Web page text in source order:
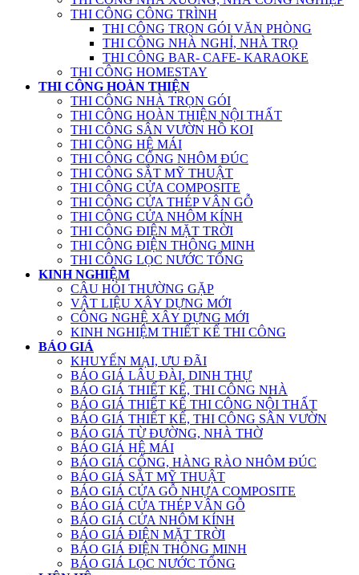
THI CÔNG CÔNG TRÌNH
THI CÔNG TRỌN GÓI VĂN PHÒNG
THI CÔNG NHÀ NGHỈ, NHÀ TRỌ
THI CÔNG BAR- CAFE- KARAOKE
THI CÔNG HOMESTAY
THI CÔNG HOÀN THIỆN
THI CÔNG NHÀ TRỌN GÓI
THI CÔNG HOÀN THIỆN NỘI THẤT
THI CÔNG SÂN VƯỜN HỒ KOI
THI CÔNG HỆ MÁI
THI CÔNG CỔNG NHÔM ĐÚC
THI CÔNG SẮT MỸ THUẬT
THI CÔNG CỬA COMPOSITE
THI CÔNG CỬA THÉP VÂN GỖ
THI CÔNG CỬA NHÔM KÍNH
THI CÔNG ĐIỆN MẶT TRỜI
THI CÔNG ĐIỆN THÔNG MINH
THI CÔNG LỌC NƯỚC TỔNG
KINH NGHIỆM
CÂU HỎI THƯỜNG GẶP
VẬT LIỆU XÂY DỰNG MỚI
CÔNG NGHỆ XÂY DỰNG MỚI
KINH NGHIỆM THIẾT KẾ THI CÔNG
BÁO GIÁ
KHUYẾN MẠI, ƯU ĐÃI
BÁO GIÁ LÂU ĐÀI, DINH THỰ
BÁO GIÁ THIẾT KẾ, THI CÔNG NHÀ
BÁO GIÁ THIẾT KẾ THI CÔNG NỘI THẤT
BÁO GIÁ THIẾT KẾ, THI CÔNG SÂN VƯỜN
BÁO GIÁ TỪ ĐƯỜNG, NHÀ THỜ
BÁO GIÁ HỆ MÁI
BÁO GIÁ CỔNG, HÀNG RÀO NHÔM ĐÚC
BÁO GIÁ SẮT MỸ THUẬT
BÁO GIÁ CỬA GỖ NHỰA COMPOSITE
BÁO GIÁ CỬA THÉP VÂN GỖ
BÁO GIÁ CỬA NHÔM KÍNH
BÁO GIÁ ĐIỆN MẶT TRỜI
BÁO GIÁ ĐIỆN THÔNG MINH
BÁO GIÁ LỌC NƯỚC TỔNG